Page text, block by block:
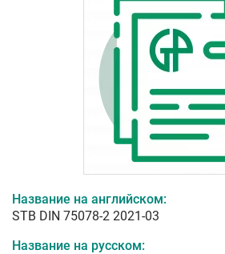
Название на английском:
STB DIN 75078-2 2021-03
Название на русском: